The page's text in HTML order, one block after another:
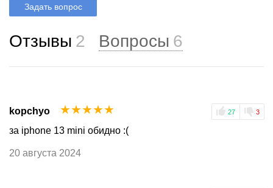
Задать вопрос
Отзывы 2 Вопросы 6
kopchyo 27 3
☆
☆
☆
☆
☆
за iphone 13 mini обидно :(
20 августа 2024